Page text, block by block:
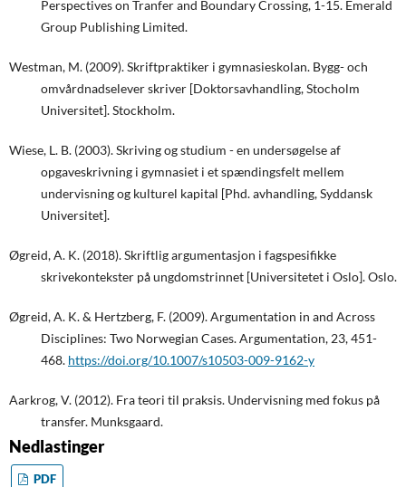
Perspectives on Tranfer and Boundary Crossing, 1-15. Emerald
Group Publishing Limited.
Westman, M. (2009). Skriftpraktiker i gymnasieskolan. Bygg- och
omvårdnadselever skriver [Doktorsavhandling, Stocholm
Universitet]. Stockholm.
Wiese, L. B. (2003). Skriving og studium - en undersøgelse af
opgaveskrivning i gymnasiet i et spændingsfelt mellem
undervisning og kulturel kapital [Phd. avhandling, Syddansk
Universitet].
Øgreid, A. K. (2018). Skriftlig argumentasjon i fagspesifikke
skrivekontekster på ungdomstrinnet [Universitetet i Oslo]. Oslo.
Øgreid, A. K. & Hertzberg, F. (2009). Argumentation in and Across
Disciplines: Two Norwegian Cases. Argumentation, 23, 451-
468. https://doi.org/10.1007/s10503-009-9162-y
Aarkrog, V. (2012). Fra teori til praksis. Undervisning med fokus på
transfer. Munksgaard.
Nedlastinger
PDF